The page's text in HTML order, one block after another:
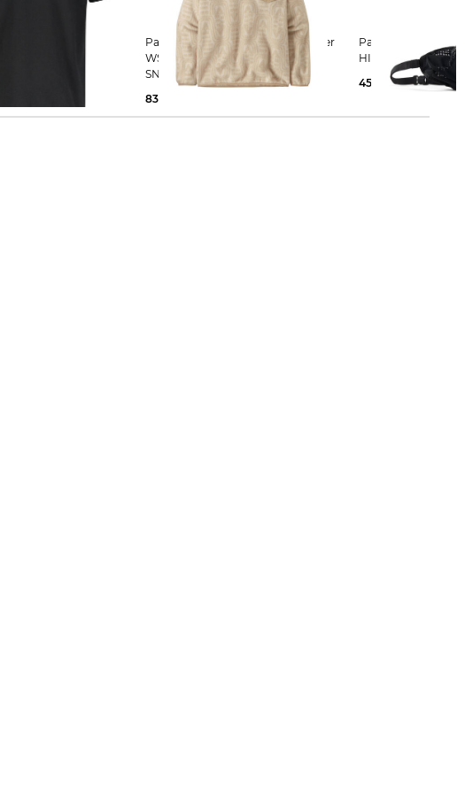
Patagonia | Damen Fleecepullover
WS LIGHTWEIGHT SYNCHILLA
SNAP-T PULLOVER
83,95 €
Patagonia | Hüfttasche TERRAVIA
HIP PACK 5L
45,65 €
54,99 €